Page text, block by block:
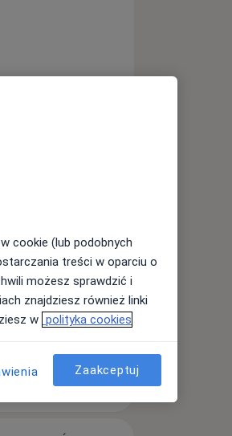
dostępne
cookie (lub podobnych
treści w oparciu o
możesz sprawdzić i
znajdziesz również linki
w polityka cookies
Zaakceptuj